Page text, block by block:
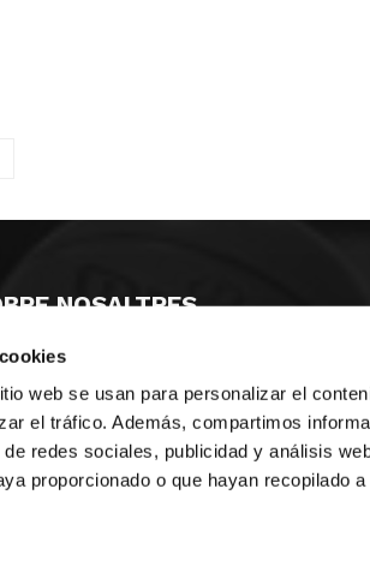
web se usan para personalizar el
el tráfico. Además, compartimos
redes sociales, publicidad y análisis
proporcionado o que hayan recopilado
NOSALTRES
MONESTIR DE POBLET 14 1ª 3º
CIUDAD DE MATANZAS 12
fbcv@fbcv.es